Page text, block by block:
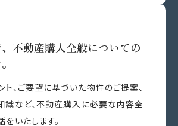
不動産購入全般についての
、ご要望に基づいた物件のご提案、
識など、不動産購入に必要な内容全
いたします。